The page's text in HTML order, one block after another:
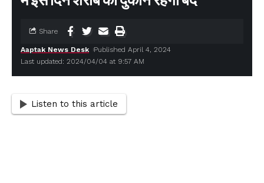
Last updated: 2024/04/04 at 9:57 AM
Aaptak News Desk Published April 4, 2024
Share
Listen to this article